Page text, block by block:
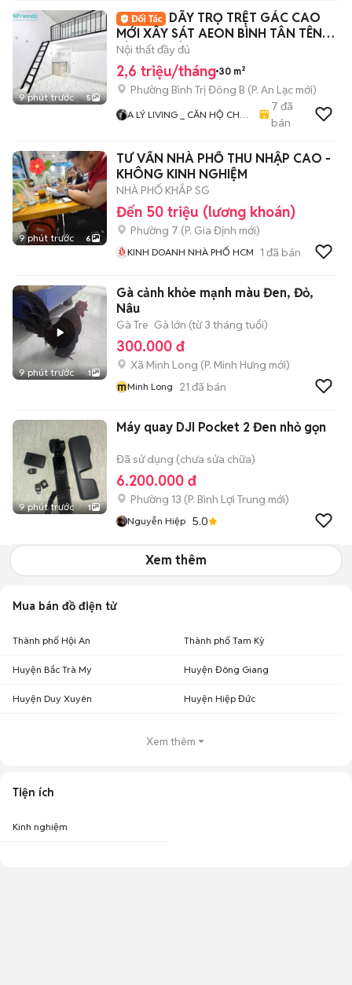
9 phút trước 5
DÃY TRỌ TRỆT GÁC CAO
MỚI XÂY SÁT AEON BÌNH TÂN TÊN
LỬA MỚI TỈNH LỘ 10
Nội thất đầy đủ
2,6 triệu/tháng 30 m²
Phường Bình Trị Đông B (P. An Lạc mới)
A LÝ LIVING _ CĂN HỘ CHO
CHUNG CƯ - NHÀ Ở
7 đã
bán
9 phút trước 6
TƯ VẤN NHÀ PHỐ THU NHẬP CAO -
KHÔNG KINH NGHIỆM
NHÀ PHỐ KHẮP SG
Đến 50 triệu (lương khoán)
Phường 7 (P. Gia Định mới)
KINH DOANH NHÀ PHỐ HCM 1 đã bán
9 phút trước 1
Gà cảnh khỏe mạnh màu Đen, Đỏ,
Nâu
Gà Tre Gà lớn (từ 3 tháng tuổi)
300.000 đ
Xã Minh Long (P. Minh Hưng mới)
mMinh Long 21 đã bán
9 phút trước 1
Máy quay DJI Pocket 2 Đen nhỏ gọn
Đã sử dụng (chưa sửa chữa)
6.200.000 đ
Phường 13 (P. Bình Lợi Trung mới)
Nguyễn Hiệp 5.0
Xem thêm
Mua bán đồ điện tử
Thành phố Hội An Thành phố Tam Kỳ
Huyện Bắc Trà My Huyện Đông Giang
Huyện Duy Xuyên Huyện Hiệp Đức
Xem thêm
Tiện ích
Kinh nghiệm